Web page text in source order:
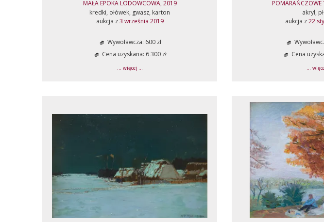
MAŁA EPOKA LODOWCOWA, 2019
kredki, ołówek, gwasz, karton
aukcja z3 września 2019
Wywoławcza: 600 zł
Cena uzyskana: 6 300 zł
... więcej ...
POMARAŃCZOWE
akryl,
aukcja z22
Cena
...